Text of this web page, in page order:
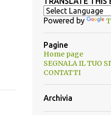
Powered by
Pagine
Home page
SEGNALA IL TUO
CONTATTI
Archivia